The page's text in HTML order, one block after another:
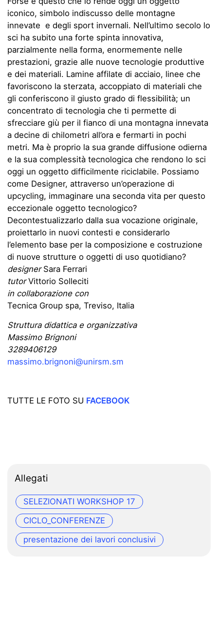
iconico, simbolo indiscusso delle montagne
innevate e degli sport invernali. Nell’ultimo secolo lo
sci ha subito una forte spinta innovativa,
parzialmente nella forma, enormemente nelle
prestazioni, grazie alle nuove tecnologie produttive
e dei materiali. Lamine affilate di acciaio, linee che
favoriscono la sterzata, accoppiato di materiali che
gli conferiscono il giusto grado di flessibilità; un
concentrato di tecnologia che ti permette di
sfrecciare giù per il fianco di una montagna innevata
a decine di chilometri all’ora e fermarti in pochi
metri. Ma è proprio la sua grande diffusione odierna
e la sua complessità tecnologica che rendono lo sci
oggi un oggetto difficilmente riciclabile. Possiamo
come Designer, attraverso un’operazione di
upcycling, immaginare una seconda vita per questo
eccezionale oggetto tecnologico?
Decontestualizzarlo dalla sua vocazione originale,
proiettarlo in nuovi contesti e considerarlo
l’elemento base per la composizione e costruzione
di nuove strutture o oggetti di uso quotidiano?
designer Sara Ferrari
tutorVittorio Solleciti
in collaborazione con
Tecnica Group spa, Treviso, Italia
Struttura didattica e organizzativa
Massimo Brignoni
3289406129
massimo.brignoni@unirsm.sm
TUTTE LE FOTO SU FACEBOOK
Allegati
SELEZIONATI WORKSHOP 17
CICLO_CONFERENZE
presentazione dei lavori conclusivi